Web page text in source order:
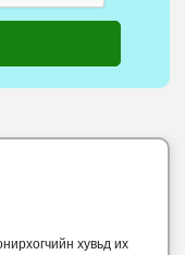
хувьд их